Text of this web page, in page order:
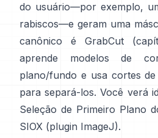
do usuário—por exemplo,
rabiscos—e geram uma
canônico é
GrabCut (
aprende modelos de
plano/fundo e usa cortes
para separá-los. Você verá
Seleção de Primeiro Plano
SIOX (plugin ImageJ).